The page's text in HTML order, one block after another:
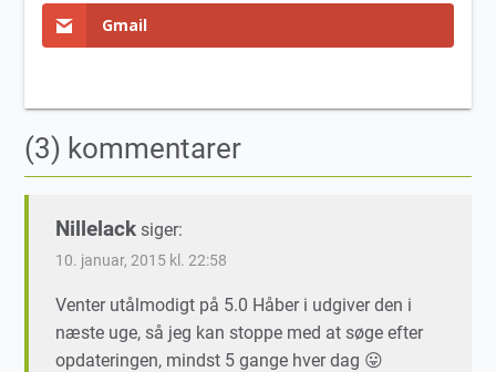
Gmail
(3) kommentarer
Nillelack siger:
10. januar, 2015 kl. 22:58
Venter utålmodigt på 5.0 Håber i udgiver den i
næste uge, så jeg kan stoppe med at søge efter
opdateringen, mindst 5 gange hver dag 😛